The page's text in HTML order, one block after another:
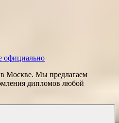
официально
в Москве. Мы предлагаем
дипломов любой